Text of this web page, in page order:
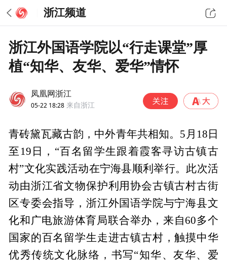
浙江频道
浙江外国语学院以“行走课堂”厚
植“知华、友华、爱华”情怀
凤凰网浙江
05-22 18:28 来自浙江
青砖黛瓦藏古韵，中外青年共相知。5月18日
至19日，“百名留学生跟着霞客寻访古镇古
村”文化实践活动在宁海县顺利举行。此次活
动由浙江省文物保护利用协会古镇古村古街
区专委会指导，浙江外国语学院与宁海县文
化和广电旅游体育局联合举办，来自60多个
国家的百名留学生走进古镇古村，触摸中华
优秀传统文化脉络，书写“知华、友华、爱